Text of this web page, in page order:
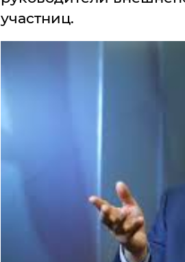
участниц.